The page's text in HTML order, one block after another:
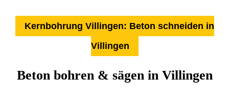
Kernbohrung Villingen: Beton schneiden in
Villingen
Beton bohren & sägen in Villingen